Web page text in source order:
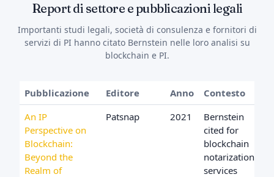
Report di settore e pubblicazioni legali
Importanti studi legali, società di consulenza e fornitori di
servizi di PI hanno citato Bernstein nelle loro analisi su
blockchain e PI.
Pubblicazione Editore Anno
Contesto
An IP
Perspective on
Blockchain:
Beyond the
Realm of
Patsnap 2021
Bernstein
cited for
blockchain
notarization
services